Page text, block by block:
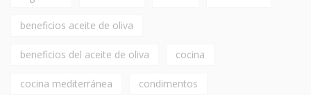
beneficios aceite de oliva
beneficios del aceite de oliva cocina
cocina mediterránea condimentos